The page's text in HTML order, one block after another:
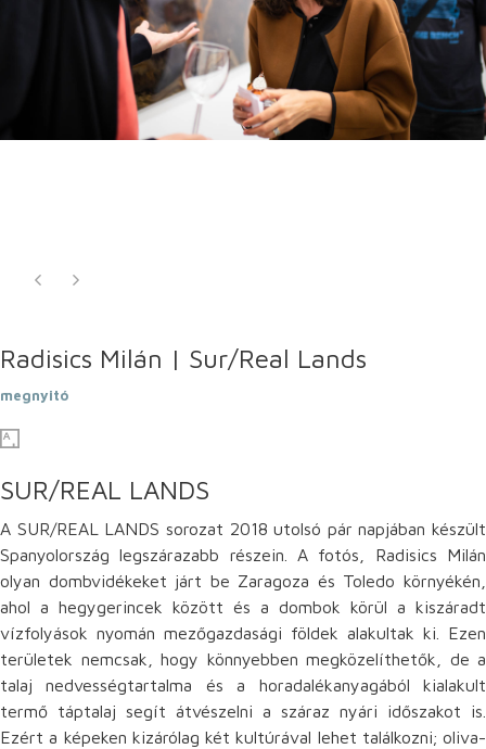
Radisics Milán | Sur/Real Lands
megnyitó
SUR/REAL LANDS
A SUR/REAL LANDS sorozat 2018 utolsó pár napjában készült
Spanyolország legszárazabb részein. A fotós, Radisics Milán
olyan dombvidékeket járt be Zaragoza és Toledo környékén,
ahol a hegygerincek között és a dombok körül a kiszáradt
vízfolyások nyomán mezőgazdasági földek alakultak ki. Ezen
területek nemcsak, hogy könnyebben megközelíthetők, de a
talaj nedvességtartalma és a horadalékanyagából kialakult
termő táptalaj segít átvészelni a száraz nyári időszakot is.
Ezért a képeken kizárólag két kultúrával lehet találkozni; oliva-